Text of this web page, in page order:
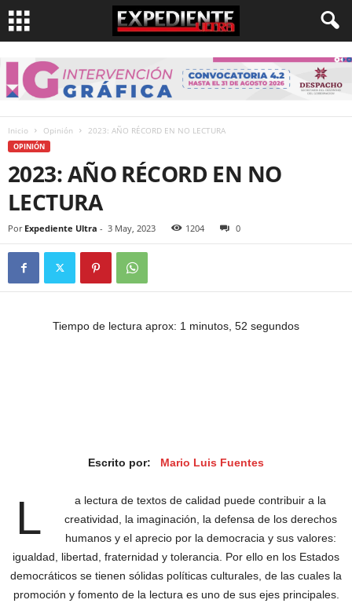
Inicio Opinión 2023: AÑO RÉCORD EN NO LECTURA
OPINIÓN
2023: AÑO RÉCORD EN NO
LECTURA
Por Expediente Ultra - 3 May, 2023 1204 0
Tiempo de lectura aprox: 1 minutos, 52 segundos
Escrito por: Mario Luis Fuentes
L
a lectura de textos de calidad puede contribuir a la
creatividad, la imaginación, la defensa de los derechos
humanos y el aprecio por la democracia y sus valores:
igualdad, libertad, fraternidad y tolerancia. Por ello en los Estados
democráticos se tienen sólidas políticas culturales, de las cuales la
promoción y fomento de la lectura es uno de sus ejes principales.